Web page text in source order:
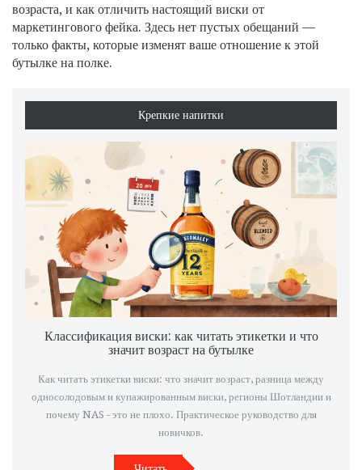
возраста, и как отличить настоящий виски от
маркетингового фейка. Здесь нет пустых обещаний —
только факты, которые изменят ваше отношение к этой
бутылке на полке.
Крепкие напитки
Классификация виски: как читать этикетки и что
значит возраст на бутылке
Как читать этикетки виски: что значит возраст, разница между
односолодовым и купажированным виски, регионы Шотландии и
почему NAS - это не плохо. Практическое руководство для
новичков.